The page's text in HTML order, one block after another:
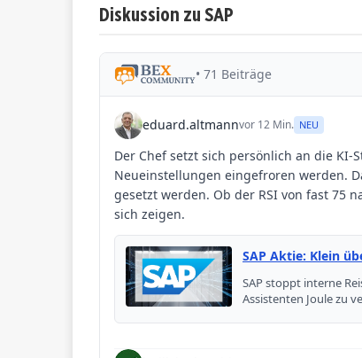
Diskussion zu SAP